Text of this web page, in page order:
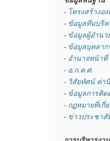
- โครงสร้างอ
- ข้อมูลทีมบริห
- ข้อมูลผู้อำนว
- ข้อมูลบุคลาก
- อำนาจหน้าที่
- อ.ก.ค.ศ.
- วิสัยทัศน์ ค่า
- ข้อมูลการติด
- กฏหมายที่เกี่
- ข่าวประชา